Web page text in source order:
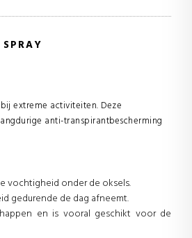
extreme activiteiten. Deze
anti-transpirantbescherming
vochtigheid onder de oksels.
gedurende de dag afneemt.
en is vooral geschikt voor de